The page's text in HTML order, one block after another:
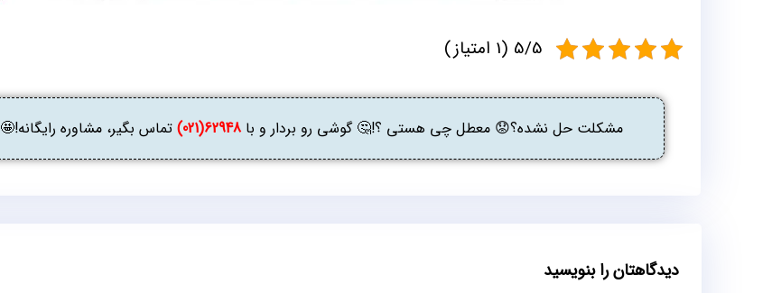
5/5 (1 امتیاز)
مشکلت حل نشده؟😟 معطل چی هستی ؟!🤔 گوشی رو بردار و با62948(021) تماس بگیر، مشاوره رایگانه!🤩
دیدگاهتان را بنویسید